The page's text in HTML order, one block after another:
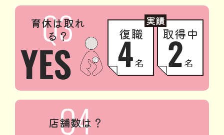
育休は取れ
る？
YES
実績
復職
4名
取得中
2名
店舗数は？